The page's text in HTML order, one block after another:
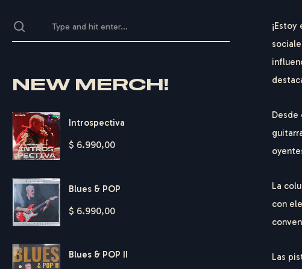
Desde
La
con
Las
NEW MERCH!
Introspectiva
$ 6.990,00
Blues & POP
$ 6.990,00
Blues & POP II